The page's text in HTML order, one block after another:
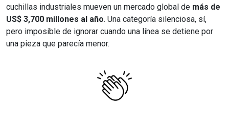
cuchillas industriales mueven un mercado global de más de
US$ 3,700 millones al año. Una categoría silenciosa, sí,
pero imposible de ignorar cuando una línea se detiene por
una pieza que parecía menor.